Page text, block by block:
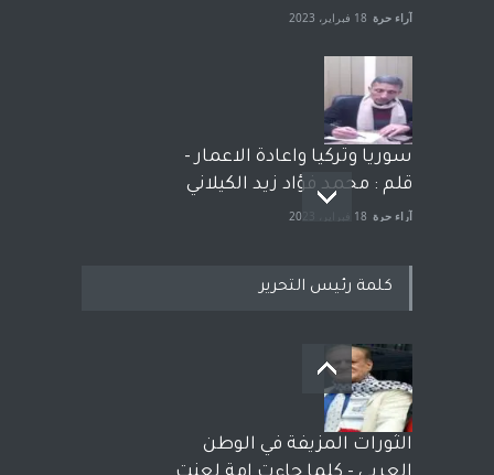
آراء حرة 18 فبراير، 2023
سوريا وتركيا واعادة الاعمار -
قلم : محمد فؤاد زيد الكيلاني
آراء حرة 18 فبراير، 2023
بعد معارك قضائية طاحنة كتب
وترافع فيها بنفسه مرة اخرى..
الشيخ طارق يوسف يقهر
الحكومة الأمريكية ، فأعطوه
الجنسية عن يد وهم صاغرون،
كلمة رئيس التحرير
الثورات المزيفة في الوطن